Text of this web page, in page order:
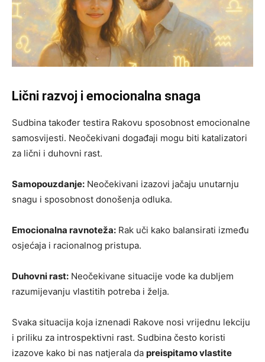
Lični razvoj i emocionalna snaga
Sudbina također testira Rakovu sposobnost emocionalne
samosvijesti. Neočekivani događaji mogu biti katalizatori
za lični i duhovni rast.
Samopouzdanje: Neočekivani izazovi jačaju unutarnju
snagu i sposobnost donošenja odluka.
Emocionalna ravnoteža: Rak uči kako balansirati između
osjećaja i racionalnog pristupa.
Duhovni rast: Neočekivane situacije vode ka dubljem
razumijevanju vlastitih potreba i želja.
Svaka situacija koja iznenadi Rakove nosi vrijednu lekciju
i priliku za introspektivni rast. Sudbina često koristi
izazove kako bi nas natjerala da preispitamo vlastite